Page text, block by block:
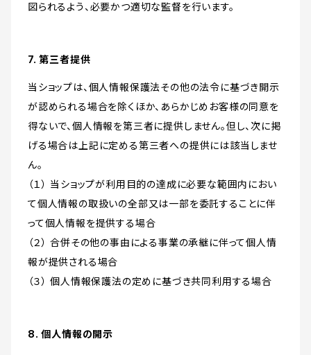
図られるよう、必要かつ適切な監督を行います。
7. 第三者提供
当ショップは、個人情報保護法その他の法令に基づき開示
が認められる場合を除くほか、あらかじめお客様の同意を
得ないで、個人情報を第三者に提供しません。但し、次に掲
げる場合は上記に定める第三者への提供には該当しませ
ん。
（１） 当ショップが利用目的の達成に必要な範囲内におい
て個人情報の取扱いの全部又は一部を委託することに伴
って個人情報を提供する場合
（２） 合併その他の事由による事業の承継に伴って個人情
報が提供される場合
（３） 個人情報保護法の定めに基づき共同利用する場合
8. 個人情報の開示